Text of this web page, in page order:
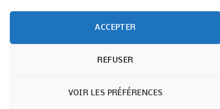
ACCEPTER
REFUSER
VOIR LES PRÉFÉRENCES
humain et 0% IA de Paris Bistro Editions - SARL de Presse -
Informations légales etRGPD